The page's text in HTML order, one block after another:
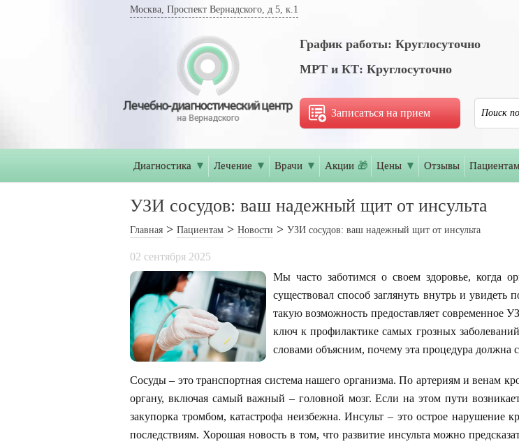
Москва, Проспект Вернадского, д 5, к.1
График работы: Круглосуточно
МРТ и КТ: Круглосуточно
Записаться на прием
Диагностика ▼ Лечение ▼ Врачи ▼ Акции 🎁 Цены ▼ Отзывы Пациентам
УЗИ сосудов: ваш надежный щит от инсульта
Главная Пациентам Новости УЗИ сосудов: ваш надежный щит от инсульта
02 сентября 2025
Мы часто заботимся о своем здоровье, когда
существовал способ заглянуть внутрь и
такую возможность предоставляет современное
ключ к профилактике самых грозных
словами объясним, почему эта процедура должна
Сосуды – это транспортная система нашего организма. По артериям и венам
органу, включая самый важный – головной мозг. Если на этом пути
закупорка тромбом, катастрофа неизбежна. Инсульт – это острое нарушение
последствиям. Хорошая новость в том, что развитие инсульта можно